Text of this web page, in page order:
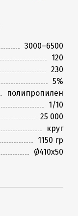
3000–6500
120
230
5%
полипропилен
1/10
25 000
круг
1150 гр
Ø410х50